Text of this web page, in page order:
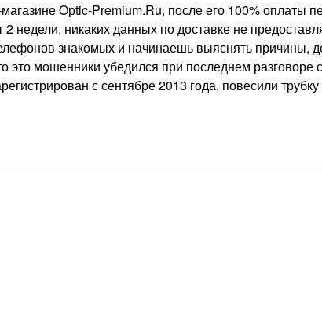
Oрtic-Premium.Ru, после его 100% оплаты
недели, никаких данных по доставке не
знакомых и начинаешь выяснять причины,
это мошенники убедился при последнем
с сентябре 2013 года, повесили